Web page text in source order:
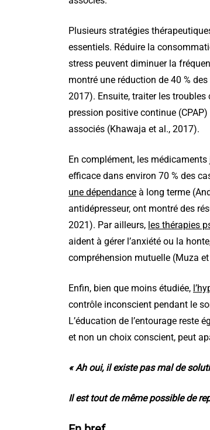
Plusieurs stratégies
essentiels. Réduire la
stress peuvent diminuer la
montré une réduction de 40 %
2017). Ensuite, traiter les troubles
pression positive continue
associés (Khawaja et al., 2017).
En complément, les
efficace dans environ 70 % des
une dépendance à long terme
antidépresseur, ont montré des
2021). Par ailleurs, les thérapies
aident à gérer l’anxiété ou la
compréhension mutuelle (Muza
Enfin, bien que moins étudiée,
contrôle inconscient pendant le
L’éducation de l’entourage reste
et non un choix conscient, peut
« Ah oui, il existe pas mal de
Il est tout de même possible de